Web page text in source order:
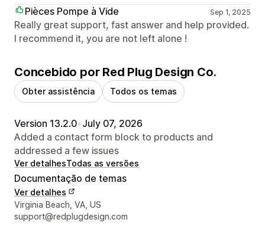
Pièces Pompe à Vide
Sep 1, 2025
Really great support, fast answer and help provided.
I recommend it, you are not left alone !
Concebido por Red Plug Design Co.
Obter assistência Todos os temas
Version 13.2.0•July 07, 2026
Added a contact form block to products and
addressed a few issues
Ver detalhesTodas as versões
Documentação de temas
Ver detalhes
Detalhes de contacto do designer
Virginia Beach, VA, US
support@redplugdesign.com